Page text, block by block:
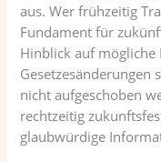
aus. Wer frühzeitig
Fundament für
Hinblick auf mögliche
Gesetzesänderungen
nicht aufgeschoben
rechtzeitig
glaubwürdige